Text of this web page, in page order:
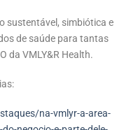
sustentável, simbiótica e
de saúde para tantas
da VMLY&R Health.
na-vmlyr-a-area-